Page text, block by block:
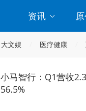
资讯
大文娱 医疗健康
小马智行：Q1营收
56.5%